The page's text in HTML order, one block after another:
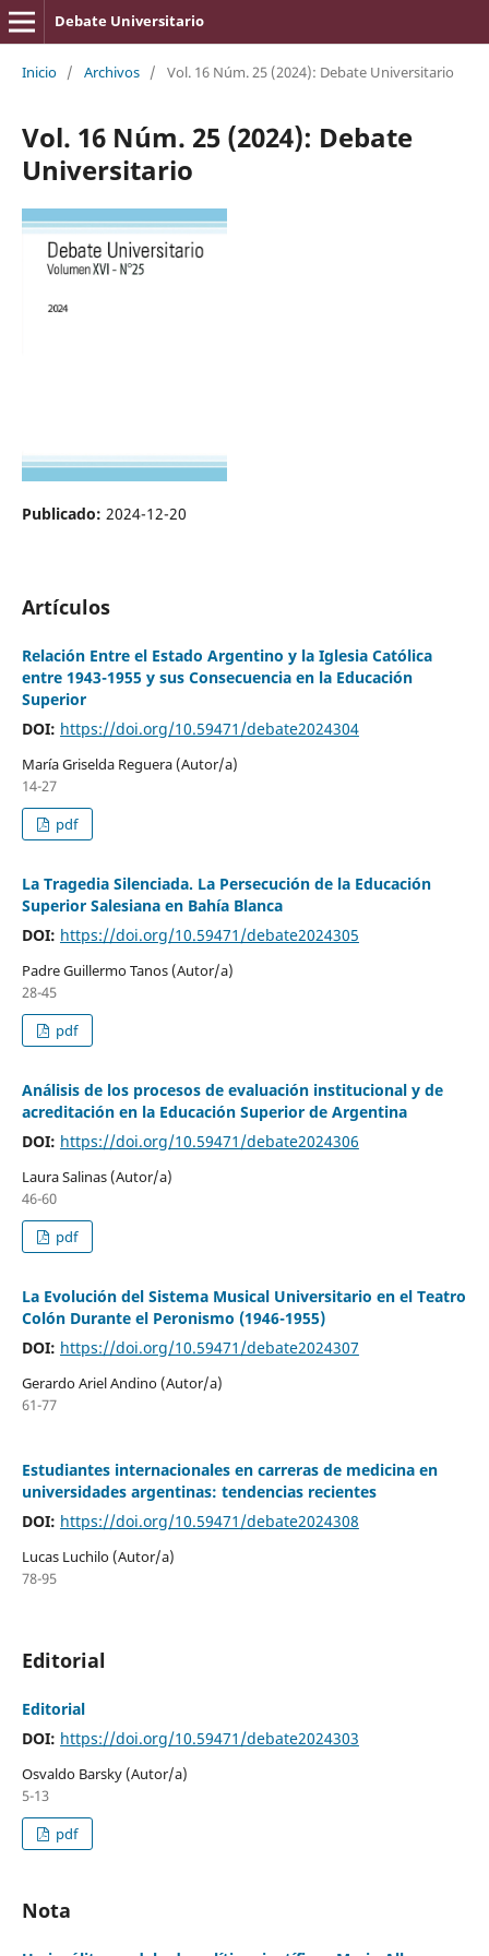
Debate Universitario
Inicio / Archivos / Vol. 16 Núm. 25 (2024): Debate Universitario
Vol. 16 Núm. 25 (2024): Debate
Universitario
Publicado: 2024-12-20
Artículos
Relación Entre el Estado Argentino y la Iglesia Católica
entre 1943-1955 y sus Consecuencia en la Educación
Superior
DOI: https://doi.org/10.59471/debate2024304
María Griselda Reguera (Autor/a)
14-27
pdf
La Tragedia Silenciada. La Persecución de la Educación
Superior Salesiana en Bahía Blanca
DOI: https://doi.org/10.59471/debate2024305
Padre Guillermo Tanos (Autor/a)
28-45
pdf
Análisis de los procesos de evaluación institucional y de
acreditación en la Educación Superior de Argentina
DOI: https://doi.org/10.59471/debate2024306
Laura Salinas (Autor/a)
46-60
pdf
La Evolución del Sistema Musical Universitario en el Teatro
Colón Durante el Peronismo (1946-1955)
DOI: https://doi.org/10.59471/debate2024307
Gerardo Ariel Andino (Autor/a)
61-77
Estudiantes internacionales en carreras de medicina en
universidades argentinas: tendencias recientes
DOI: https://doi.org/10.59471/debate2024308
Lucas Luchilo (Autor/a)
78-95
Editorial
Editorial
DOI: https://doi.org/10.59471/debate2024303
Osvaldo Barsky (Autor/a)
5-13
pdf
Nota